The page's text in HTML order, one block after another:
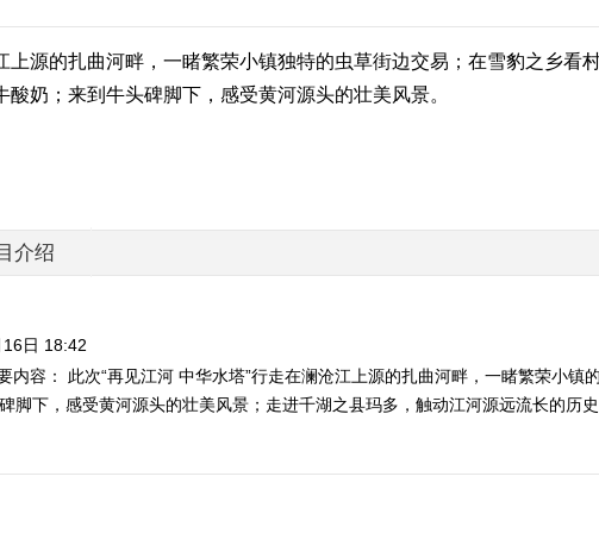
的扎曲河畔，一睹繁荣小镇独特的虫草街边交易；在雪豹之乡看
奶；来到牛头碑脚下，感受黄河源头的壮美风景。
介绍
日 18:42
内容： 此次“再见江河 中华水塔”行走在澜沧江上源的扎曲河畔，一睹繁荣小
脚下，感受黄河源头的壮美风景；走进千湖之县玛多，触动江河源远流长的历